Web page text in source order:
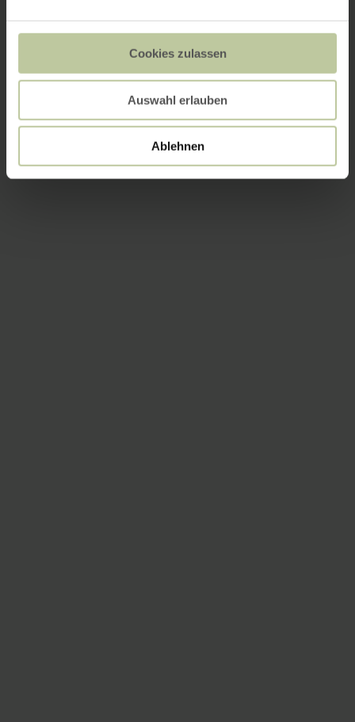
Cookies zulassen
Auswahl erlauben
Ablehnen